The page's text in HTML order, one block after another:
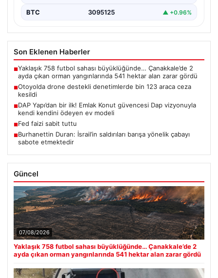
BTC 3095125 ▲ +0.96%
Son Eklenen Haberler
■Yaklaşık 758 futbol sahası büyüklüğünde… Çanakkale’de 2
ayda çıkan orman yangınlarında 541 hektar alan zarar gördü
■Otoyolda drone destekli denetimlerde bin 123 araca ceza
kesildi
■DAP Yapı’dan bir ilk! Emlak Konut güvencesi Dap vizyonuyla
kendi kendini ödeyen ev modeli
■Fed faizi sabit tuttu
■Burhanettin Duran: İsrail’in saldırıları barışa yönelik çabayı
sabote etmektedir
Güncel
07/08/2026
Yaklaşık 758 futbol sahası büyüklüğünde… Çanakkale’de 2
ayda çıkan orman yangınlarında 541 hektar alan zarar gördü